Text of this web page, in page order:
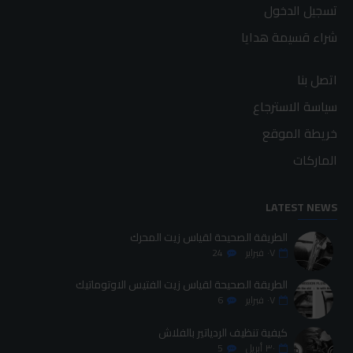
تسجيل الدخول
شراء قسيمة هدايا
اتصل بنا
سياسة الاسترجاع
خريطة الموقع
الماركات
LATEST NEWS
الطريقة الصحيحة لقياس زيت المحرك
٠٧ فبراير 24
الطريقة الصحيحة لقياس زيت الفتيس الاوتوماتيك
٠٧ فبراير 6
كيفية تنظيف الردياتير بالفلاش
٣٠ أبريل 5